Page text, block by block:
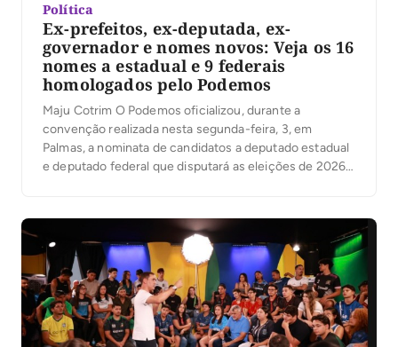
Política
Ex-prefeitos, ex-deputada, ex-
governador e nomes novos: Veja os 16
nomes a estadual e 9 federais
homologados pelo Podemos
Maju Cotrim O Podemos oficializou, durante a
convenção realizada nesta segunda-feira, 3, em
Palmas, a nominata de candidatos a deputado estadual
e deputado federal que disputará as eleições de 2026.
as candidaturas de Ronaldo Dimas e Vanderlei
Luxemburgo ao Senado Federal. […]